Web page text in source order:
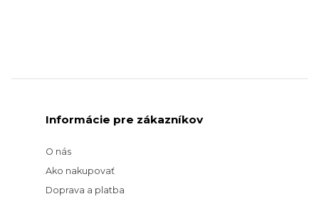
Informácie pre zákazníkov
O nás
Ako nakupovať
Doprava a platba